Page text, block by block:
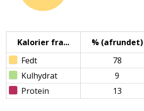
Kalorier fra...
% (afrundet)
Fedt
78
Kulhydrat
9
Protein
13